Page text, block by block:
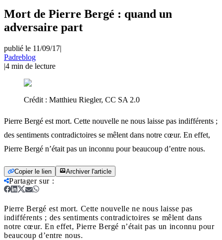
Mort de Pierre Bergé : quand un
adversaire part
publié le 11/09/17|
Padreblog
|4 min de lecture
Crédit : Matthieu Riegler, CC SA 2.0
Pierre Bergé est mort. Cette nouvelle ne nous laisse pas indifférents ;
des sentiments contradictoires se mêlent dans notre cœur. En effet,
Pierre Bergé n’était pas un inconnu pour beaucoup d’entre nous.
Copier le lien Archiver l'article
Partager sur:
Pierre Bergé est mort. Cette nouvelle ne nous laisse pas
indifférents ; des sentiments contradictoires se mêlent dans
notre cœur. En effet, Pierre Bergé n’était pas un inconnu pour
beaucoup d’entre nous.